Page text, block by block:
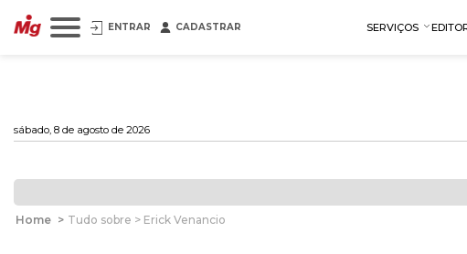
ENTRAR CADASTRAR SERVIÇOS
sábado, 8 de agosto de 2026
Home > Tudo sobre > Erick Venancio